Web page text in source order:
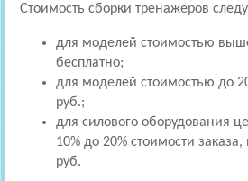
Стоимость сборки тренажеров
для моделей стоимостью
бесплатно;
для моделей стоимостью до
руб.;
для силового оборудования
10% до 20% стоимости
руб.